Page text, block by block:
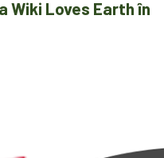
Wiki Loves Earth în